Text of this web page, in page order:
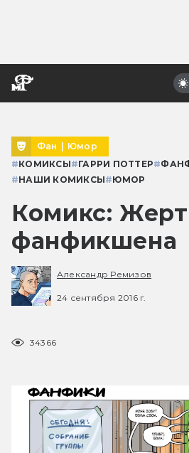
Фан | Юмор
#КОМИКСЫ#ГАРРИ ПОТТЕР#
#НАШИ КОМИКСЫ#ЮМОР
Комикс:
фанфикшена
Александр Ремизов
24 сентября 2016 г.
34366